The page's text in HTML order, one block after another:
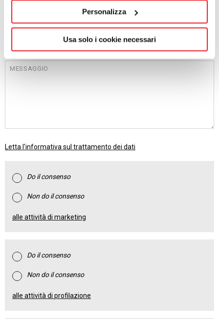
Personalizza
Usa solo i cookie necessari
EMAIL
MESSAGGIO
Letta l'informativa sul trattamento dei dati
Do il consenso
Non do il consenso
alle attività di marketing
Do il consenso
Non do il consenso
alle attività di profilazione